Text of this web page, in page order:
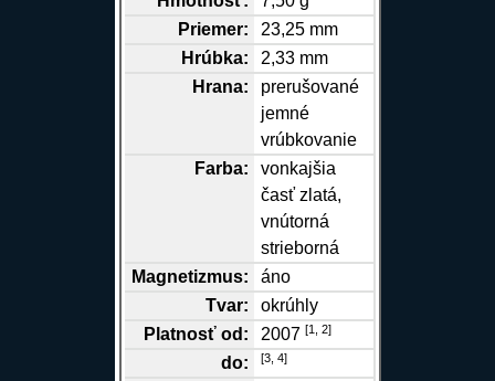
Priemer:
23,25 mm
Hrúbka:
2,33 mm
Hrana:
prerušované
jemné
vrúbkovanie
Farba:
vonkajšia
časť zlatá,
vnútorná
strieborná
Magnetizmus:
áno
Tvar:
okrúhly
Platnosť od:
2007[1, 2]
do: [3, 4]